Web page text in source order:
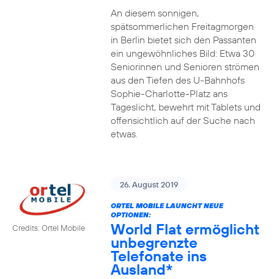
An diesem sonnigen,
spätsommerlichen Freitagmorgen
in Berlin bietet sich den Passanten
ein ungewöhnliches Bild: Etwa 30
Seniorinnen und Senioren strömen
aus den Tiefen des U-Bahnhofs
Sophie-Charlotte-Platz ans
Tageslicht, bewehrt mit Tablets und
offensichtlich auf der Suche nach
etwas.
Credits: Ortel Mobile
26. August 2019
ORTEL MOBILE LAUNCHT NEUE
OPTIONEN:
World Flat ermöglicht
unbegrenzte
Telefonate ins
Ausland*